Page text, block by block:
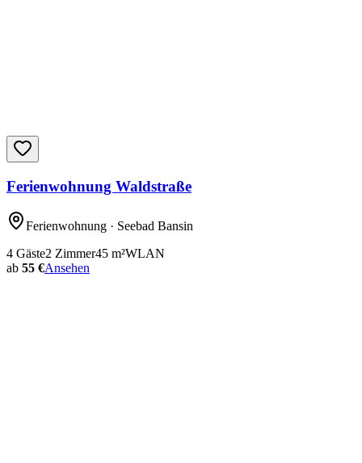
Ferienwohnung Waldstraße
Ferienwohnung · Seebad Bansin
4 Gäste2 Zimmer45 m²WLAN
ab 55 €Ansehen